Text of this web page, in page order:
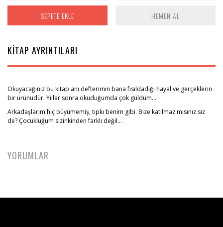
SEPETE EKLE HEMEN AL
KİTAP AYRINTILARI
Okuyacağınız bu kitap anı defterimin bana fısıldadığı hayal ve gerçeklerin
bir ürünüdür. Yıllar sonra okuduğumda çok güldüm…
Arkadaşlarım hiç büyümemiş, tıpkı benim gibi. Bize katılmaz mısınız siz
de? Çocukluğum sizinkinden farklı değil…
YORUMLAR